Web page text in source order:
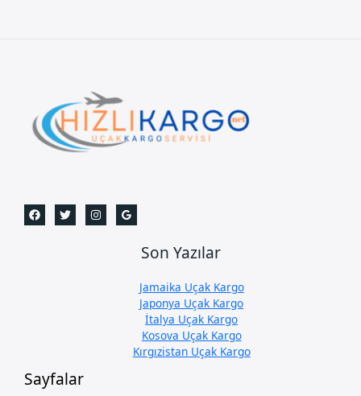
Son Yazılar
Jamaika Uçak Kargo
Japonya Uçak Kargo
İtalya Uçak Kargo
Kosova Uçak Kargo
Kırgızistan Uçak Kargo
Sayfalar